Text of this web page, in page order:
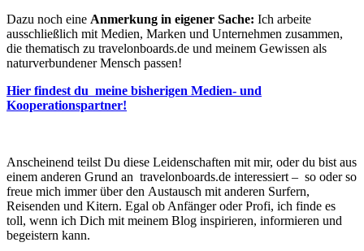
Dazu noch eine Anmerkung in eigener Sache: Ich arbeite
ausschließlich mit Medien, Marken und Unternehmen zusammen,
die thematisch zu travelonboards.de und meinem Gewissen als
naturverbundener Mensch passen!
Hier findest du meine bisherigen Medien- und
Kooperationspartner!
Anscheinend teilst Du diese Leidenschaften mit mir, oder du bist aus
einem anderen Grund an travelonboards.de interessiert – so oder so
freue mich immer über den Austausch mit anderen Surfern,
Reisenden und Kitern. Egal ob Anfänger oder Profi, ich finde es
toll, wenn ich Dich mit meinem Blog inspirieren, informieren und
begeistern kann.